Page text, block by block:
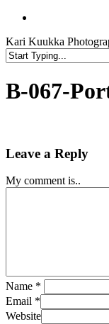
Kari Kuukka
Search
B‑067-
Leave a Reply
My comment is..
Name *
Email *
Website